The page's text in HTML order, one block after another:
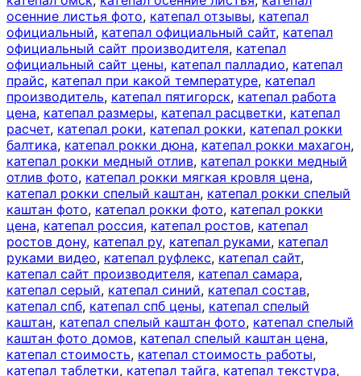
осенние листья фото, катепал отзывы, катепал
официальный, катепал официальный сайт, катепал
официальный сайт производителя, катепал
официальный сайт цены, катепал палладио, катепал
прайс, катепал при какой температуре, катепал
производитель, катепал пятигорск, катепал работа
цена, катепал размеры, катепал расцветки, катепал
расчет, катепал роки, катепал рокки, катепал рокки
балтика, катепал рокки дюна, катепал рокки махагон,
катепал рокки медный отлив, катепал рокки медный
отлив фото, катепал рокки мягкая кровля цена,
катепал рокки спелый каштан, катепал рокки спелый
каштан фото, катепал рокки фото, катепал рокки
цена, катепал россия, катепал ростов, катепал
ростов дону, катепал ру, катепал руками, катепал
руками видео, катепал руфлекс, катепал сайт,
катепал сайт производителя, катепал самара,
катепал серый, катепал синий, катепал состав,
катепал спб, катепал спб цены, катепал спелый
каштан, катепал спелый каштан фото, катепал спелый
каштан фото домов, катепал спелый каштан цена,
катепал стоимость, катепал стоимость работы,
катепал таблетки, катепал тайга, катепал текстура,